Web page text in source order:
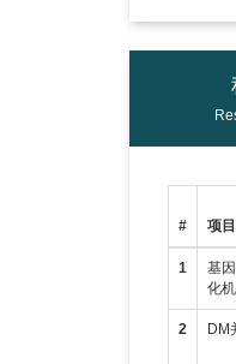
# 项
1
基
化
2 DM